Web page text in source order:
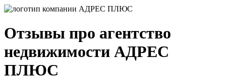
Отзывы про агентство
недвижимости АДРЕС
ПЛЮС